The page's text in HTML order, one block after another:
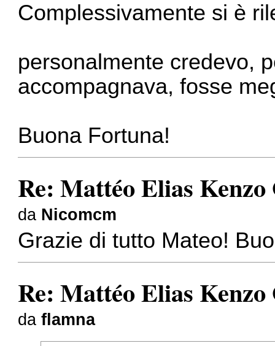
Complessivamente si è
personalmente credevo,
accompagnava, fosse
Buona Fortuna!
Re: Mattéo Elias
da Nicomcm
Grazie di tutto Mateo!
Re: Mattéo Elias
daflamna